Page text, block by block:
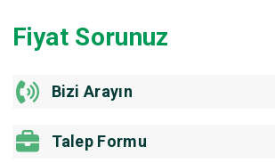
Fiyat Sorunuz
Bizi Arayın
Talep Formu